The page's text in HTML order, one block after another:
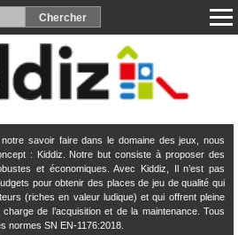
savoir faire dans le domaine des jeux, nous
: Kiddiz. Notre but consiste à proposer des
et économiques. Avec Kiddiz, Il n’est pas
pour obtenir des places de jeu de qualité qui
(riches en valeur ludique) et qui offrent pleine
de l’acquisition et de la maintenance. Tous
normes SN EN-1176:2018.